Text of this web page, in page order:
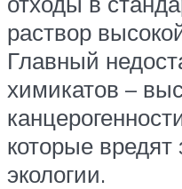
раствор
Главный
химикатов –
которые
экологии.